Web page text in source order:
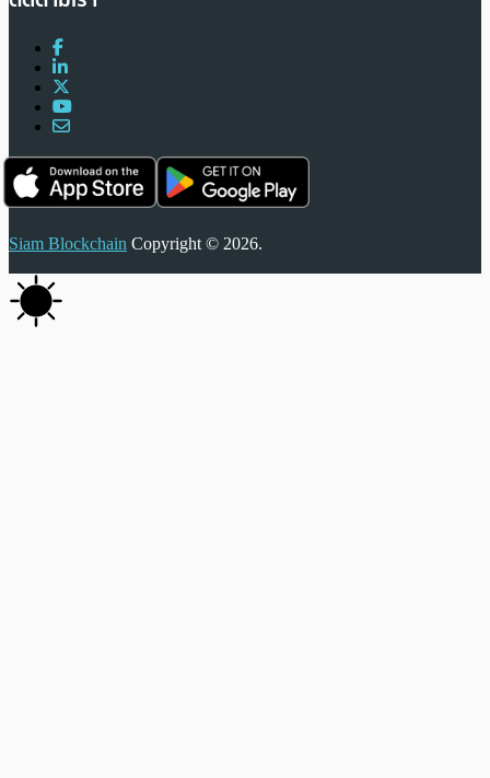
Siam Blockchain Copyright © 2026.